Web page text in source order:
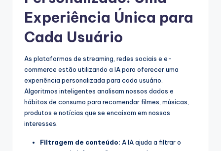
Experiência Única para
Cada Usuário
As plataformas de streaming, redes sociais e e-
commerce estão utilizando a IA para oferecer uma
experiência personalizada para cada usuário.
Algoritmos inteligentes analisam nossos dados e
hábitos de consumo para recomendar filmes, músicas,
produtos e notícias que se encaixam em nossos
interesses.
Filtragem de conteúdo: A IA ajuda a filtrar o